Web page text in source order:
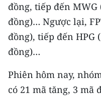
MEDIA CENTER
E-Magazine
Video
Media Chính trị
đồng, tiếp đến MWG
đồng)… Ngược lại,
đồng), tiếp đến HPG
đồng)…
Phiên hôm nay,
có 21 mã tăng, 3 mã